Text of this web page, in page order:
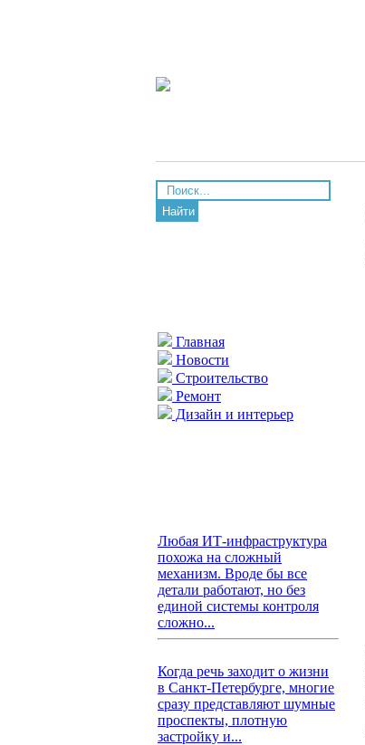
Найти
Главная
Новости
Строительство
Ремонт
Дизайн и интерьер
Любая ИТ-инфраструктура
похожа на сложный
механизм. Вроде бы все
детали работают, но без
единой системы контроля
сложно...
Когда речь заходит о жизни
в Санкт-Петербурге, многие
сразу представляют шумные
проспекты, плотную
застройку и...